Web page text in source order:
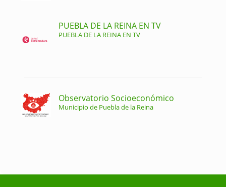
PUEBLA DE LA REINA EN TV
PUEBLA DE LA REINA EN TV
Observatorio Socioeconómico
Municipio de Puebla de la Reina